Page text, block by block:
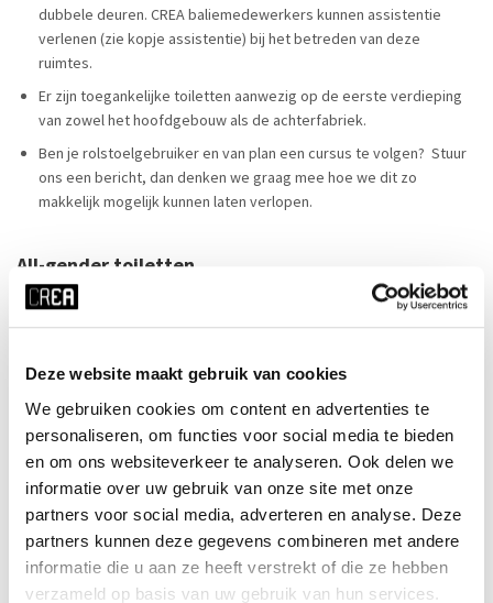
Deze website maakt gebruik van cookies
We gebruiken cookies om content en advertenties te
personaliseren, om functies voor social media te bieden
en om ons websiteverkeer te analyseren. Ook delen we
informatie over uw gebruik van onze site met onze
partners voor social media, adverteren en analyse. Deze
partners kunnen deze gegevens combineren met andere
informatie die u aan ze heeft verstrekt of die ze hebben
verzameld op basis van uw gebruik van hun services.
dubbele deuren. CREA baliemedewerkers kunnen assistentie
verlenen (zie kopje assistentie) bij het betreden van deze
ruimtes.
Er zijn toegankelijke toiletten aanwezig op de eerste verdieping
van zowel het hoofdgebouw als de achterfabriek.
Ben je rolstoelgebruiker en van plan een cursus te volgen? Stuur
ons een bericht, dan denken we graag mee hoe we dit zo
makkelijk mogelijk kunnen laten verlopen.
All-gender toiletten
Alle toiletten bij CREA zijn all-gender, echter zijn er toiletruimten
waar ook urinoirs aanwezig zijn, dit staat met een icoon op de
Stilteruimtes
Heb je behoefte aan een stilteruimte om te mediteren, ontprikkelen,
bidden of iets anders? Dan kan je terecht bij gebouw J/K, ruimte B.93
op de UvA Roeterseilandcampus. Deze locatie biedt speciale
stilteruimtes, bedoeld als ruimte waar mensen zich kunnen
terugtrekken.Lees daar meer over op deze pagina.
Mocht dit niet uitkomen, dan kan onze receptie altijd een andere
oplossing voor je zoeken.